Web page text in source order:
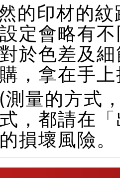
的印材的
定會略有
於色差及
，拿在手
量的方式
，都請在
損壞風險。